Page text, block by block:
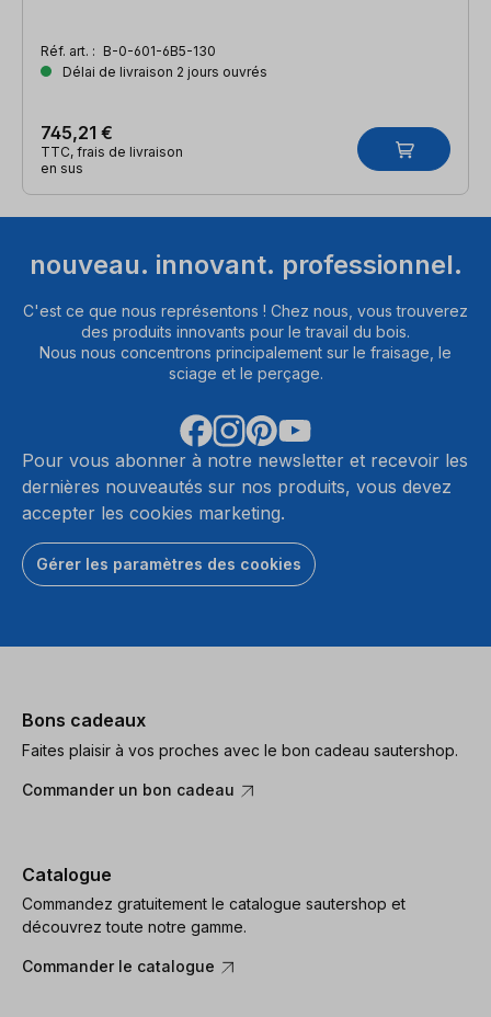
Réf. art. : B-0-601-6B5-130
Délai de livraison 2 jours ouvrés
745,21 €
TTC, frais de livraison
en sus
nouveau. innovant. professionnel.
C'est ce que nous représentons ! Chez nous, vous trouverez
des produits innovants pour le travail du bois.
Nous nous concentrons principalement sur le fraisage, le
sciage et le perçage.
Pour vous abonner à notre newsletter et recevoir les
dernières nouveautés sur nos produits, vous devez
accepter les cookies marketing.
Gérer les paramètres des cookies
Bons cadeaux
Faites plaisir à vos proches avec le bon cadeau sautershop.
Commander un bon cadeau
Catalogue
Commandez gratuitement le catalogue sautershop et
découvrez toute notre gamme.
Commander le catalogue